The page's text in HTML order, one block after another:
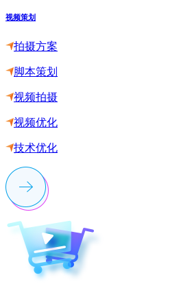
视频策划
拍摄方案
脚本策划
视频拍摄
视频优化
技术优化